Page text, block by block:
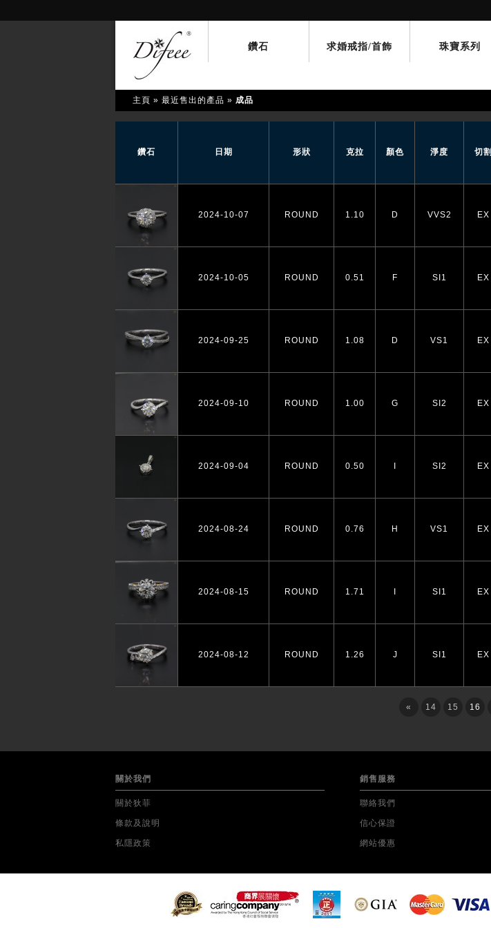
鑽石 求婚戒指/首飾 珠寶系列
主頁 » 最近售出的產品 » 成品
鑽石 日期 形狀 克拉 顏色 淨度 切割
2024-10-07 ROUND 1.10 D VVS2 EX
2024-10-05 ROUND 0.51 F SI1 EX
2024-09-25 ROUND 1.08 D VS1 EX
2024-09-10 ROUND 1.00 G SI2 EX
2024-09-04 ROUND 0.50 SI2 EX
2024-08-24 ROUND 0.76 H VS1 EX
2024-08-15 ROUND 1.71 SI1 EX
2024-08-12 ROUND 1.26 J SI1 EX
« 14 15 16
關於我們
關於狄菲
條款及說明
私隱政策
銷售服務
聯絡我們
信心保證
網站優惠